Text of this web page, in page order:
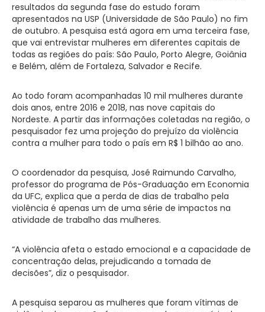
resultados da segunda fase do estudo foram
apresentados na USP (Universidade de São Paulo) no fim
de outubro. A pesquisa está agora em uma terceira fase,
que vai entrevistar mulheres em diferentes capitais de
todas as regiões do país: São Paulo, Porto Alegre, Goiânia
e Belém, além de Fortaleza, Salvador e Recife.
Ao todo foram acompanhadas 10 mil mulheres durante
dois anos, entre 2016 e 2018, nas nove capitais do
Nordeste. A partir das informações coletadas na região, o
pesquisador fez uma projeção do prejuízo da violência
contra a mulher para todo o país em R$ 1 bilhão ao ano.
O coordenador da pesquisa, José Raimundo Carvalho,
professor do programa de Pós-Graduação em Economia
da UFC, explica que a perda de dias de trabalho pela
violência é apenas um de uma série de impactos na
atividade de trabalho das mulheres.
“A violência afeta o estado emocional e a capacidade de
concentração delas, prejudicando a tomada de
decisões”, diz o pesquisador.
A pesquisa separou as mulheres que foram vítimas de